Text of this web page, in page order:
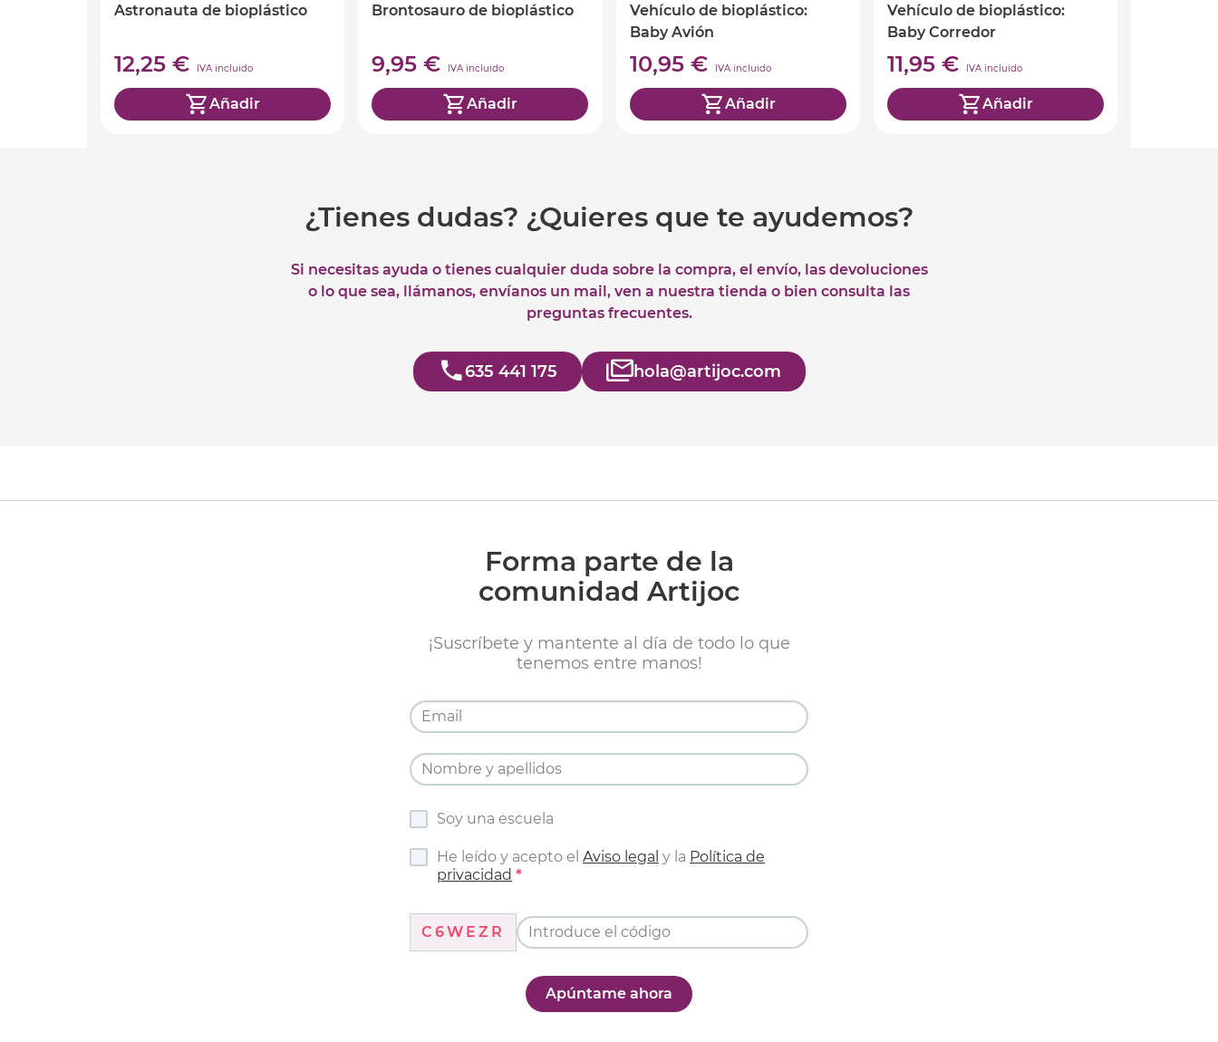
Astronauta de bioplástico
12,25 € IVA incluido
Añadir
Brontosauro de bioplástico
9,95 € IVA incluido
Añadir
Vehículo de bioplástico:
Baby Avión
10,95 € IVA incluido
Añadir
Vehículo de bioplástico:
Baby Corredor
11,95 € IVA incluido
Añadir
¿Tienes dudas? ¿Quieres que te ayudemos?
Si necesitas ayuda o tienes cualquier duda sobre la compra, el envío, las devoluciones
o lo que sea, llámanos, envíanos un mail, ven a nuestra tienda o bien consulta las
preguntas frecuentes.
635 441 175 hola@artijoc.com
Forma parte de la
comunidad Artijoc
¡Suscríbete y mantente al día de todo lo que
tenemos entre manos!
Soy una escuela
He leído y acepto el Aviso legal y la Política de
privacidad
C6WEZR
Apúntame ahora